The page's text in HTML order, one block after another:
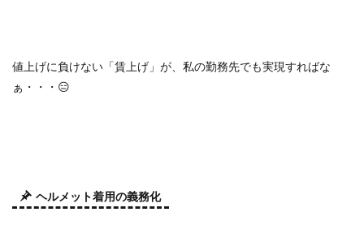
値上げに負けない「賃上げ」が、私の勤務先でも実現すればな
ぁ・・・ 😑
ヘルメット着用の義務化